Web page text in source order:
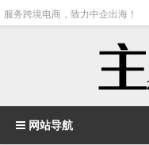
服务跨境电商，致力中企出海！
网站导航